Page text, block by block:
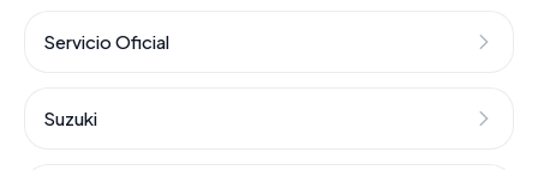
Servicio Oficial
Suzuki